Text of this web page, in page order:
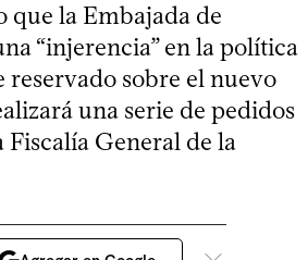
la Embajada de
“injerencia” en la política
sobre el nuevo
una serie de pedidos
Fiscalía General de la